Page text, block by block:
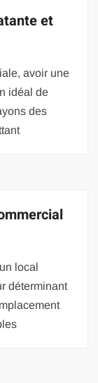
et
avoir une
idéal de
des
local
déterminant